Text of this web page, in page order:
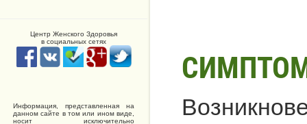
Центр Женского Здоровья
в социальных сетях
Информация, представленная на
данном сайте в том или ином виде,
носит исключительно